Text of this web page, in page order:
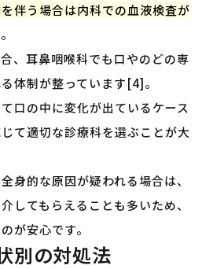
伴う場合は内科での血液検査が
、耳鼻咽喉科でも口やのどの専
体制が整っています[4]。
口の中に変化が出ているケース
て適切な診療科を選ぶことが大
身的な原因が疑われる場合は、
してもらえることも多いため、
が安心です。
別の対処法